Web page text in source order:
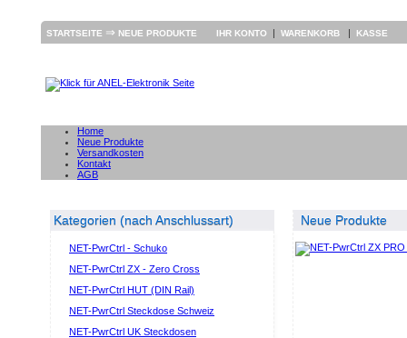
STARTSEITE ⇒ NEUE PRODUKTE IHR KONTO | WARENKORB | KASSE
Home
Neue Produkte
Versandkosten
Kontakt
AGB
Kategorien (nach Anschlussart)
NET-PwrCtrl - Schuko
NET-PwrCtrl ZX - Zero Cross
NET-PwrCtrl HUT (DIN Rail)
NET-PwrCtrl Steckdose Schweiz
NET-PwrCtrl UK Steckdosen
Neue Produkte